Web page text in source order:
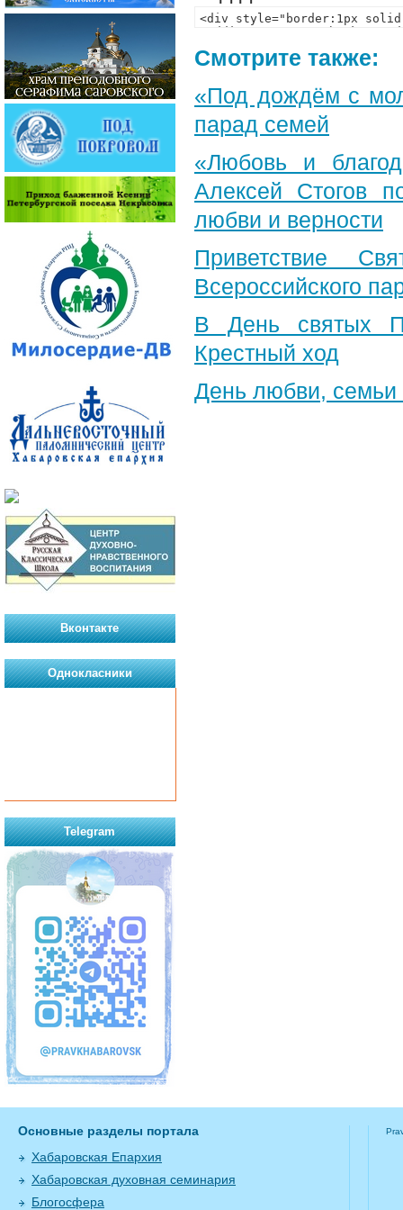
Смотрите также:
«Под дождём с
парад семей
«Любовь и
Алексей Стогов
любви и верности
Приветствие
Всероссийского
В День святых
Крестный ход
День любви, семьи
Вконтакте
Однокласники
Telegram
Основные разделы портала
Хабаровская Епархия
Хабаровская духовная семинария
Блогосфера